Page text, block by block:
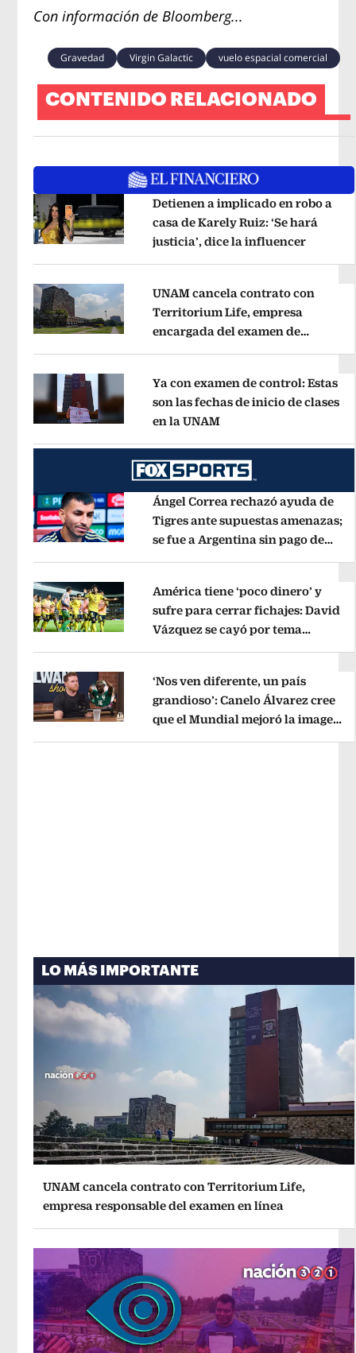
Con información de Bloomberg...
Gravedad Virgin Galactic vuelo espacial comercial
CONTENIDO RELACIONADO
Detienen a implicado en robo a
casa de Karely Ruiz: ‘Se hará
justicia’, dice la influencerOpens
UNAM cancela contrato con
Territorium Life, empresa
encargada del examen de
Ya con examen de control: Estas
son las fechas de inicio de clases
en la UNAMOpens in new window
Ángel Correa rechazó ayuda de
Tigres ante supuestas amenazas;
se fue a Argentina sin pago de
América tiene ‘poco dinero’ y
sufre para cerrar fichajes: David
Vázquez se cayó por tema
‘Nos ven diferente, un país
grandioso’: Canelo Álvarez cree
que el Mundial mejoró la imagen
LO MÁS IMPORTANTE
UNAM cancela contrato con Territorium Life,
empresa responsable del examen en línea